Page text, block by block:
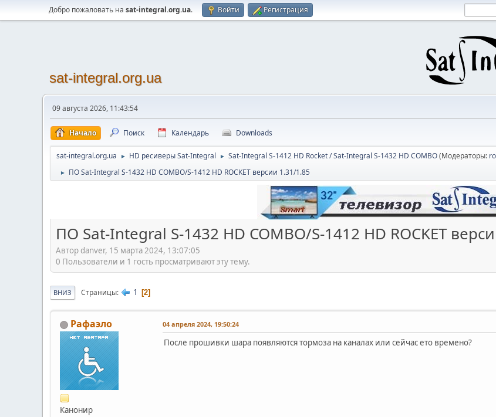
Добро пожаловать на sat-integral.org.ua. Войти Регистрация
sat-integral.org.ua
09 августа 2026, 11:43:54
Начало Поиск Календарь Downloads
sat-integral.org.ua ► HD ресиверы Sat-Integral ► Sat-Integral S-1412 HD Rocket / Sat-Integral S-1432 HD COMBO(Модераторы:
► ПО Sat-Integral S-1432 HD COMBO/S-1412 HD ROCKET версии 1.31/1.85
ПО Sat-Integral S-1432 HD COMBO/S-1412 HD ROCKET
Автор danver, 15 марта 2024, 13:07:05
0 Пользователи и 1 гость просматривают эту тему.
ВНИЗ Страницы 1 2
Рафаэло
Канонир
04 апреля 2024, 19:50:24
После прошивки шара появляются тормоза на каналах или сейчас ето времено?